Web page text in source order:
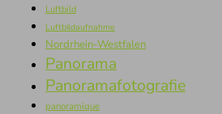
Luftbild
Luftbildaufnahme
Nordrhein-Westfalen
Panorama
Panoramafotografie
panoramique